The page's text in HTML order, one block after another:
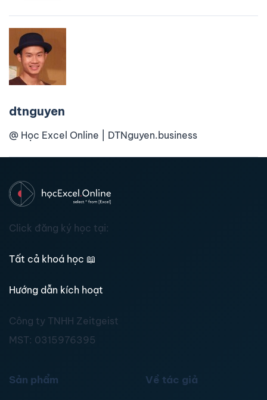
dtnguyen
@ Học Excel Online | DTNguyen.business
Click đăng ký học tại:
Tất cả khoá học 📖
Hướng dẫn kích hoạt
Công ty TNHH Zeitgeist
MST: 0315976395
Sản phẩm Về tác giả